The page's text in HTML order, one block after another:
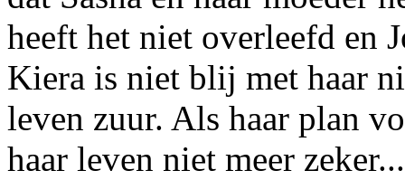
heeft het niet overleefd en
Kiera is niet blij met haar
leven zuur. Als haar plan
haar leven niet meer zeker...